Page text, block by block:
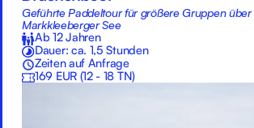
Geführte Paddeltour für größere Gruppen
Markkleeberger See
Ab 12 Jahren
Dauer: ca. 1,5 Stunden
Zeiten auf Anfrage
169 EUR (12 - 18 TN)